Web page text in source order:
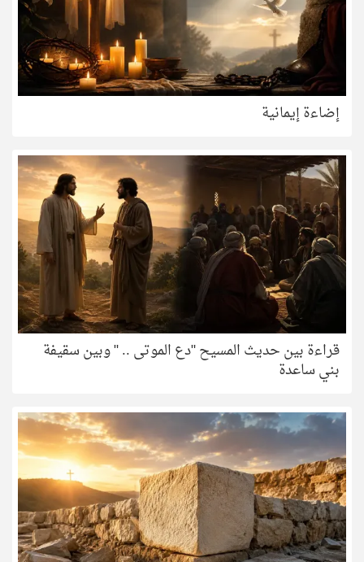
إضاءة إيمانية
قراءة بين حديث المسيح "دع الموتى .. " وبين سقيفة
بني ساعدة